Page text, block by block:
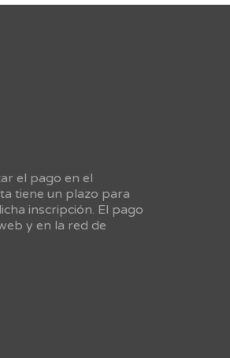
el pago en el
tiene un plazo para
inscripción. El pago
y en la red de